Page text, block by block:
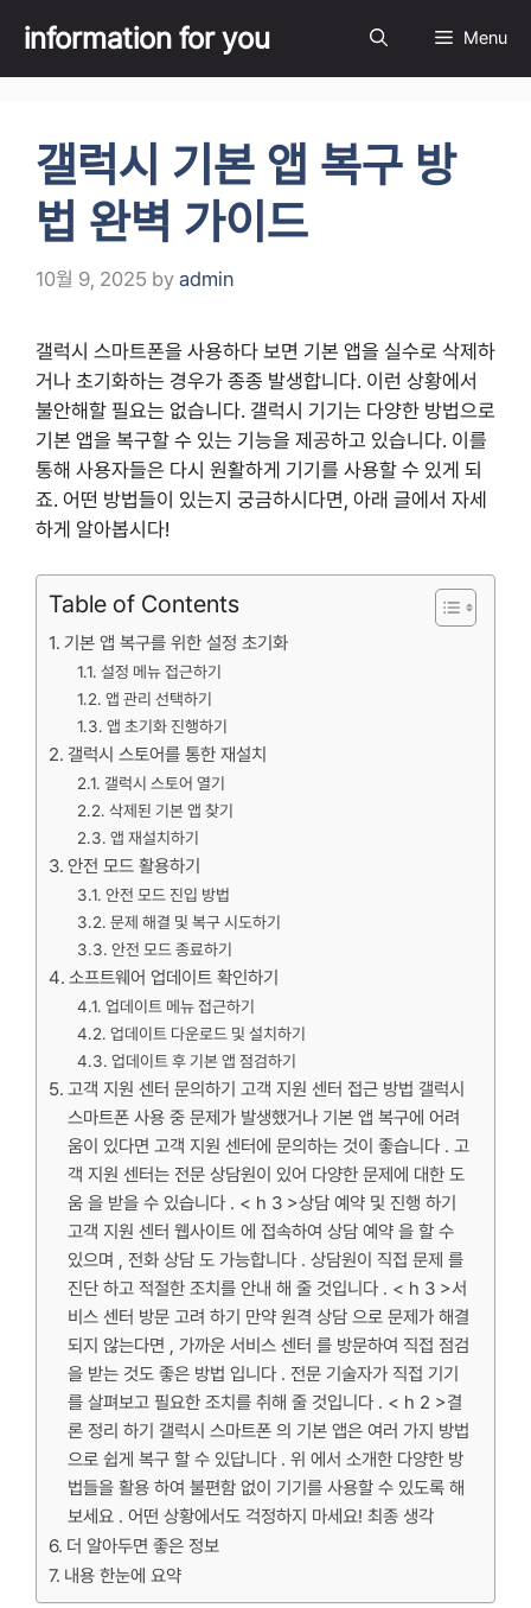
content
information for you Menu
갤럭시 기본 앱 복구 방
법 완벽 가이드
10월 9, 2025 by admin
갤럭시 스마트폰을 사용하다 보면 기본 앱을 실수로 삭제하
거나 초기화하는 경우가 종종 발생합니다. 이런 상황에서
불안해할 필요는 없습니다. 갤럭시 기기는 다양한 방법으로
기본 앱을 복구할 수 있는 기능을 제공하고 있습니다. 이를
통해 사용자들은 다시 원활하게 기기를 사용할 수 있게 되
죠. 어떤 방법들이 있는지 궁금하시다면, 아래 글에서 자세
하게 알아봅시다!
Table of Contents
기본 앱 복구를 위한 설정 초기화
설정 메뉴 접근하기
앱 관리 선택하기
앱 초기화 진행하기
갤럭시 스토어를 통한 재설치
갤럭시 스토어 열기
삭제된 기본 앱 찾기
앱 재설치하기
안전 모드 활용하기
안전 모드 진입 방법
문제 해결 및 복구 시도하기
안전 모드 종료하기
소프트웨어 업데이트 확인하기
업데이트 메뉴 접근하기
업데이트 다운로드 및 설치하기
업데이트 후 기본 앱 점검하기
고객 지원 센터 문의하기 고객 지원 센터 접근 방법 갤럭시
스마트폰 사용 중 문제가 발생했거나 기본 앱 복구에 어려
움이 있다면 고객 지원 센터에 문의하는 것이 좋습니다 . 고
객 지원 센터는 전문 상담원이 있어 다양한 문제에 대한 도
움 을 받을 수 있습니다 . < h 3 >상담 예약 및 진행 하기
고객 지원 센터 웹사이트 에 접속하여 상담 예약 을 할 수
있으며 , 전화 상담 도 가능합니다 . 상담원이 직접 문제 를
진단 하고 적절한 조치를 안내 해 줄 것입니다 . < h 3 >서
비스 센터 방문 고려 하기 만약 원격 상담 으로 문제가 해결
되지 않는다면 , 가까운 서비스 센터 를 방문하여 직접 점검
을 받는 것도 좋은 방법 입니다 . 전문 기술자가 직접 기기
를 살펴보고 필요한 조치를 취해 줄 것입니다 . < h 2 >결
론 정리 하기 갤럭시 스마트폰 의 기본 앱은 여러 가지 방법
으로 쉽게 복구 할 수 있답니다 . 위 에서 소개한 다양한 방
법들을 활용 하여 불편함 없이 기기를 사용할 수 있도록 해
보세요 . 어떤 상황에서도 걱정하지 마세요! 최종 생각
더 알아두면 좋은 정보
내용 한눈에 요약